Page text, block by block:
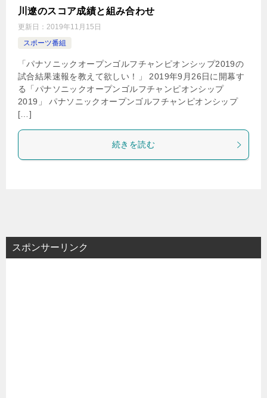
川遼のスコア成績と組み合わせ
更新日： 2019年11月15日
スポーツ番組
「パナソニックオープンゴルフチャンピオンシップ2019の
試合結果速報を教えて欲しい！」 2019年9月26日に開幕す
る「パナソニックオープンゴルフチャンピオンシップ
2019」 パナソニックオープンゴルフチャンピオンシップ
[…]
続きを読む
スポンサーリンク